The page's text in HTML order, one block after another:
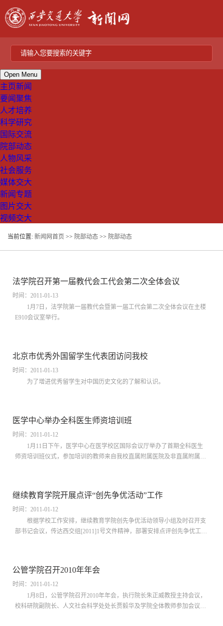
Open Menu
主页新闻
要闻聚焦
人才培养
科学研究
国际交流
院部动态
人物风采
社会服务
媒体交大
新闻专题
图片交大
视频交大
当前位置: 新闻网首页 >> 院部动态 >> 院部动态
法学院召开第一届教代会工代会第二次全体会议
时间：2011-01-13
1月7日，法学院第一届教代会暨第一届工代会第二次全体会议在主楼
E910会议室举行。
北京市优秀外国留学生代表团访问我校
时间：2011-01-13
为了增进优秀留学生对中国历史文化的了解和认识。
医学中心举办全科医生师资培训班
时间：2011-01-12
1月11日下午，医学中心在医学校区国际会议厅举办了首期全科医生
师资培训班仪式，参加培训的教师来自我校直属附属医院及非直属附属，
继续教育学院开展点评“创先争优活动”工作
时间：2011-01-12
根据学校工作安排，继续教育学院创先争优活动领导小组及时召开支
部书记会议，传达西交组[2011]1号文件精神，部署安排点评创先争优工
公管学院召开2010年年会
时间：2011-01-12
1月8日，公管学院召开2010年年会，执行院长朱正威教授主持会议，
校科研院副院长、人文社会科学处处长贾毅华及学院全体教师参加会议。